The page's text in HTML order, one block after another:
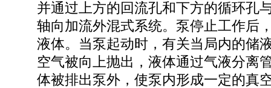
并通过上方的回流孔和下方的循环孔
轴向加流外混式系统。泵停止工作后
液体。当泵起动时，有关当局内的储
空气被向上抛出，液体通过气液分离
体被排出泵外，使泵内形成一定的真